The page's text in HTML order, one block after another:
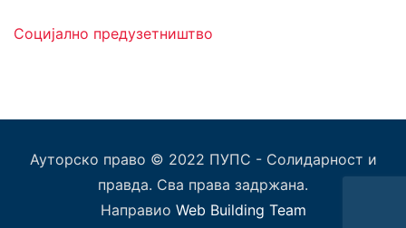
Социјално предузетништво
Ауторско право © 2022 ПУПС - Солидарност и
правда. Сва права задржана.
Направио Web Building Team